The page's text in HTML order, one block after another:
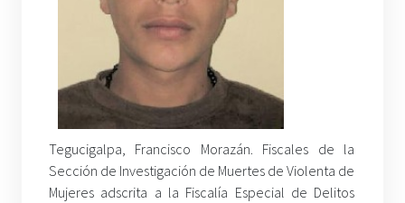
Tegucigalpa, Francisco Morazán. Fiscales de la
Sección de Investigación de Muertes de Violenta de
Mujeres adscrita a la Fiscalía Especial de Delitos